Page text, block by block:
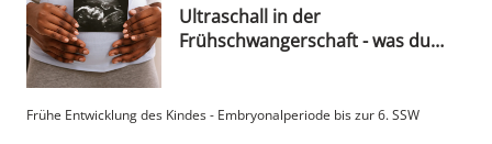
Ultraschall in der
Frühschwangerschaft - was du
Frühe Entwicklung des Kindes - Embryonalperiode bis zur 6. SSW